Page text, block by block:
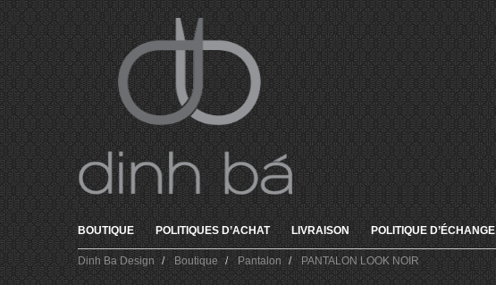
BOUTIQUE POLITIQUES D’ACHAT LIVRAISON POLITIQUE D’ÉCHANGE
Dinh Ba Design Boutique Pantalon PANTALON LOOK NOIR